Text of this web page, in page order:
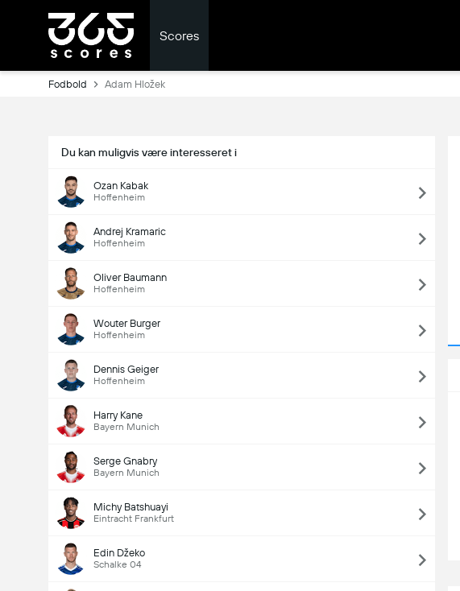
Scores
Fodbold Adam Hložek
Du kan muligvis være interesseret i
Ozan Kabak
Hoffenheim
Andrej Kramaric
Hoffenheim
Oliver Baumann
Hoffenheim
Wouter Burger
Hoffenheim
Dennis Geiger
Hoffenheim
Harry Kane
Bayern Munich
Serge Gnabry
Bayern Munich
Michy Batshuayi
Eintracht Frankfurt
Edin Džeko
Schalke 04